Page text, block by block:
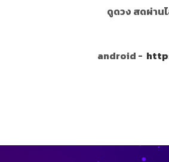
ดูดวง สดผ่าน
android -